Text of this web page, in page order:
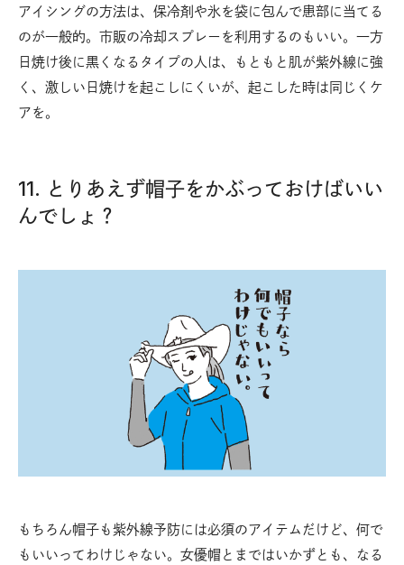
アイシングの方法は、保冷剤や氷を袋に包んで患部に当てる
のが一般的。市販の冷却スプレーを利用するのもいい。一方
日焼け後に黒くなるタイプの人は、もともと肌が紫外線に強
く、激しい日焼けを起こしにくいが、起こした時は同じくケ
アを。
11. とりあえず帽子をかぶっておけばいい
んでしょ？
もちろん帽子も紫外線予防には必須のアイテムだけど、何で
もいいってわけじゃない。女優帽とまではいかずとも、なる